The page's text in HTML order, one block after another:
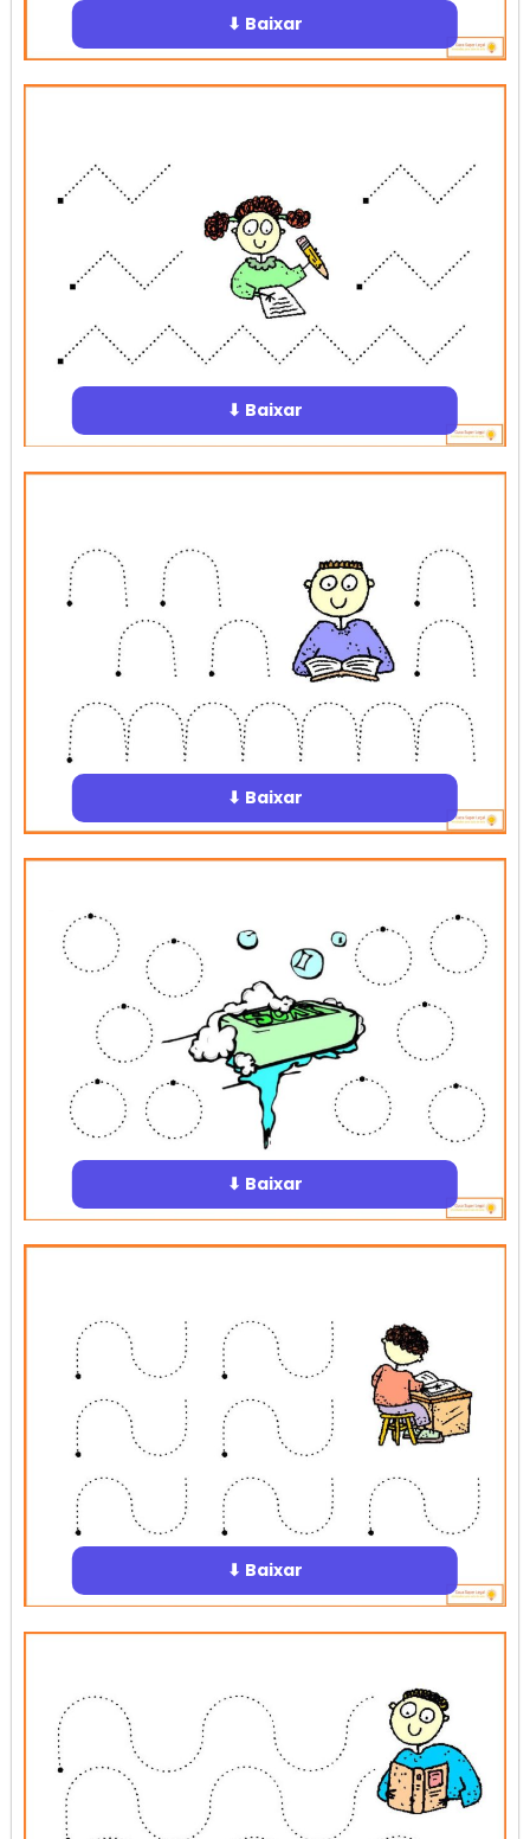
⬇ Baixar
⬇ Baixar
⬇ Baixar
⬇ Baixar
⬇ Baixar